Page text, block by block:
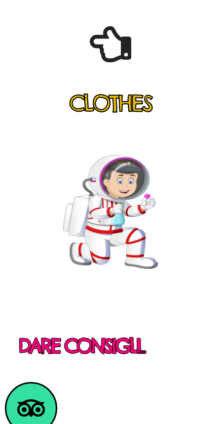
CLOTHES
DARE CONSIGLI...